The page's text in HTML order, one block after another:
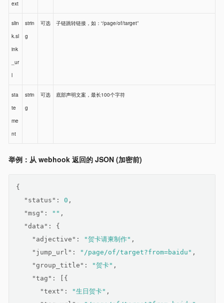
ext
slin
k.sl
ink
_ur
l
strin
g
可选 子链跳转链接，如：“/page/of/target”
sta
te
me
nt
strin
g
可选 底部声明文案，最长100个字符
举例：从 webhook 返回的 JSON (加密前)
{
"status" : 0 ,
"msg" : "" ,
"data" : {
"adjective" : "贺卡请柬制作" ,
"jump_url" : "/page/of/target?from=baidu" ,
"group_title" : "贺卡" ,
"tag" : [{
"text" : "生日贺卡" ,